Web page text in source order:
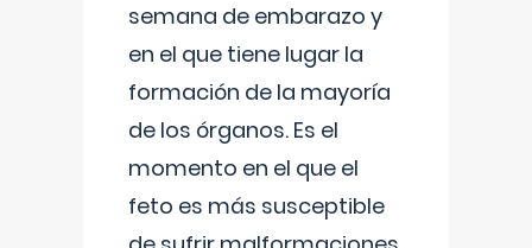
semana de embarazo y
en el que tiene lugar la
formación de la mayoría
de los órganos. Es el
momento en el que el
feto es más susceptible